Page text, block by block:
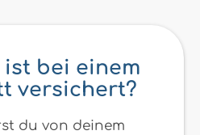
ist bei einem
versichert?
du von deinem